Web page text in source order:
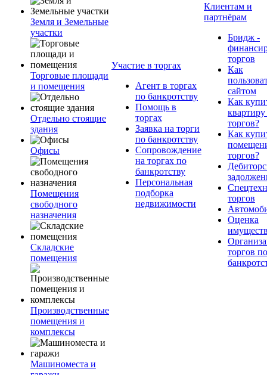
Земля и Земельные
участки
Торговые площади
и помещения
Отдельно стоящие
здания
Офисы
Помещения
свободного
назначения
Складские
помещения
Производственные
помещения и
комплексы
Машиноместа и
Участие в торгах
Агент в торгах
по банкротству
Помощь в
торгах
Заявка на торги
по банкротству
Сопровождение
на торгах по
банкротству
Персональная
подборка
недвижимости
Клиентам и
партнёрам
Бридж -
торгов
Как
сайтом
Как
квартиру
торгов?
Как
торгов?
торгов
Оценка
торгов по